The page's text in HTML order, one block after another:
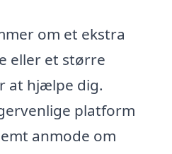
om et ekstra
eller et større
at hjælpe dig.
platform
anmode om